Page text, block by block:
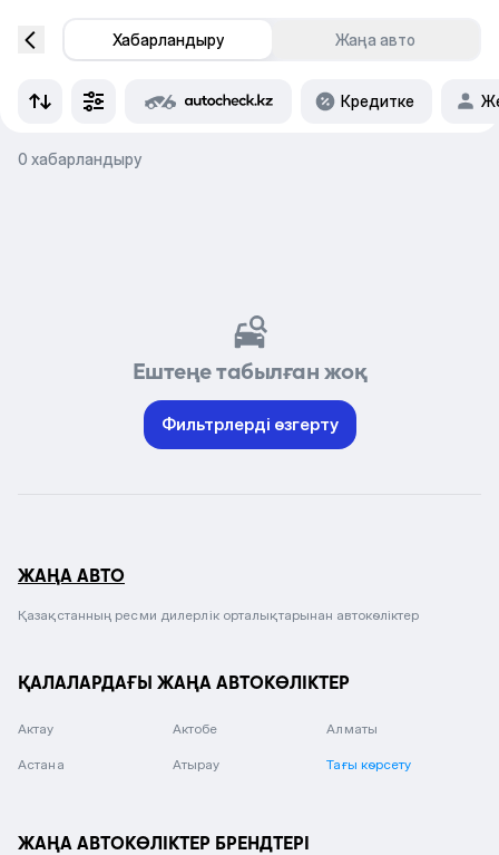
Хабарландыру Жаңа авто
Кредитке
0 хабарландыру
Ештеңе табылған жоқ
Фильтрлерді өзгерту
ЖАҢА АВТО
Қазақстанның ресми дилерлік орталықтарынан автокөліктер
ҚАЛАЛАРДАҒЫ ЖАҢА АВТОКӨЛІКТЕР
Актау Актобе Алматы
Астана Атырау Тағы көрсету
ЖАҢА АВТОКӨЛІКТЕР БРЕНДТЕРІ